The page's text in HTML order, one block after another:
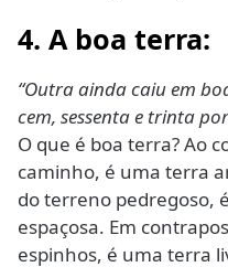
4. A boa terra:
“Outra ainda caiu em
cem, sessenta e trinta
O que é boa terra? Ao
caminho, é uma terra
do terreno pedregoso,
espaçosa. Em
espinhos, é uma terra